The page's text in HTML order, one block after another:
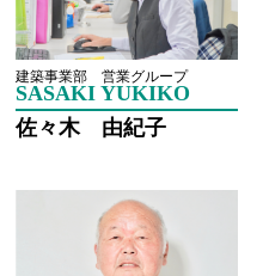
建築事業部 営業グループ
SASAKI YUKIKO
佐々木 由紀子